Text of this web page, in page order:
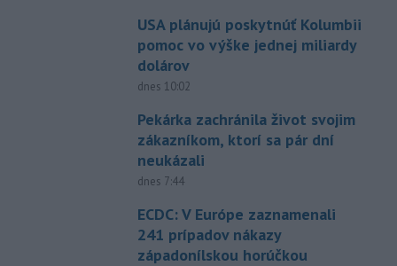
USA plánujú poskytnúť Kolumbii
pomoc vo výške jednej miliardy
dolárov
dnes 10:02
Pekárka zachránila život svojim
zákazníkom, ktorí sa pár dní
neukázali
dnes 7:44
ECDC: V Európe zaznamenali
241 prípadov nákazy
západonílskou horúčkou